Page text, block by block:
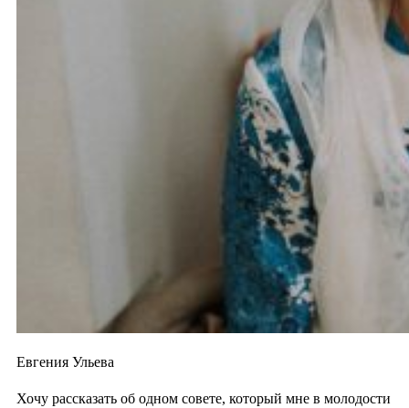
Евгения Ульева
Хочу рассказать об одном совете, который мне в молодости